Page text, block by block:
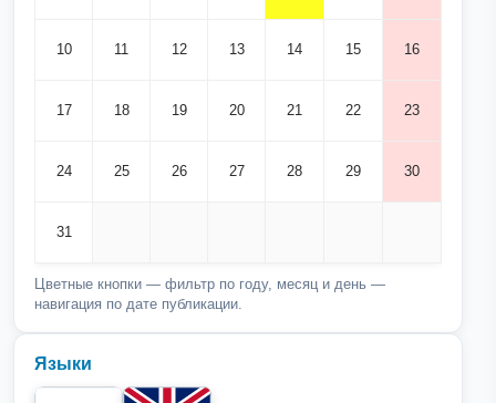
10 11 12 13 14 15 16
17 18 19 20 21 22 23
24 25 26 27 28 29 30
31
Цветные кнопки — фильтр по году, месяц и день —
навигация по дате публикации.
Языки